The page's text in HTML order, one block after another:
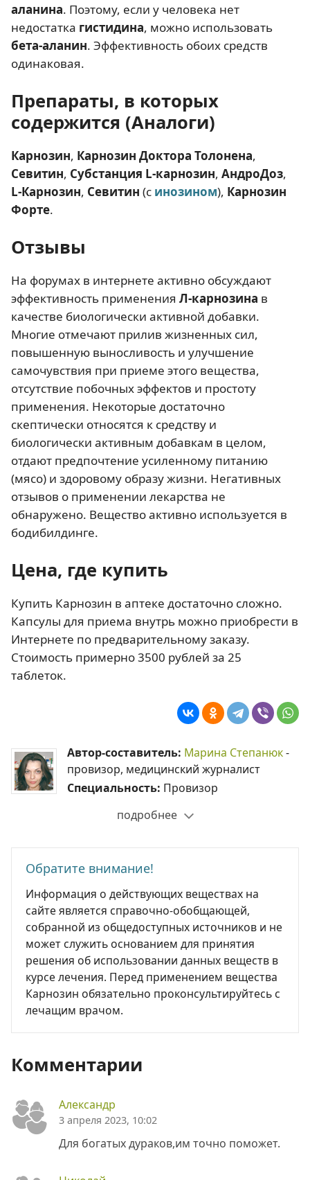
аланина. Поэтому, если у человека нет
недостатка гистидина, можно использовать
бета-аланин. Эффективность обоих средств
одинаковая.
Препараты, в которых
содержится (Аналоги)
Карнозин, Карнозин Доктора Толонена,
Севитин, Субстанция L-карнозин, АндроДоз,
L-Карнозин, Севитин (с инозином), Карнозин
Форте.
Отзывы
На форумах в интернете активно обсуждают
эффективность применения Л-карнозина в
качестве биологически активной добавки.
Многие отмечают прилив жизненных сил,
повышенную выносливость и улучшение
самочувствия при приеме этого вещества,
отсутствие побочных эффектов и простоту
применения. Некоторые достаточно
скептически относятся к средству и
биологически активным добавкам в целом,
отдают предпочтение усиленному питанию
(мясо) и здоровому образу жизни. Негативных
отзывов о применении лекарства не
обнаружено. Вещество активно используется в
бодибилдинге.
Цена, где купить
Купить Карнозин в аптеке достаточно сложно.
Капсулы для приема внутрь можно приобрести в
Интернете по предварительному заказу.
Стоимость примерно 3500 рублей за 25
таблеток.
Автор-составитель: Марина Степанюк-
провизор, медицинский журналист
Специальность: Провизор
подробнее
Обратите внимание!
Информация о действующих веществах на
сайте является справочно-обобщающей,
собранной из общедоступных источников и не
может служить основанием для принятия
решения об использовании данных веществ в
курсе лечения. Перед применением вещества
Карнозин обязательно проконсультируйтесь с
лечащим врачом.
Комментарии
Александр
3 апреля 2023, 10:02
Для богатых дураков,им точно поможет.